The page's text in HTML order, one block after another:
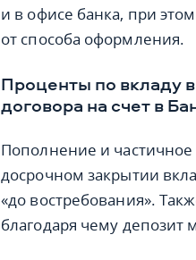
и в офисе банка, при
от способа оформления.
Проценты по вкладу
договора на счет в
Пополнение и
досрочном закрытии
«до востребования».
благодаря чему депозит